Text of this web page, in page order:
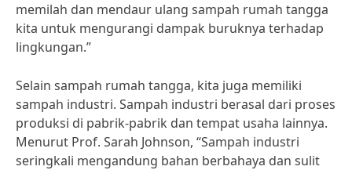
memilah dan mendaur ulang sampah rumah tangga
kita untuk mengurangi dampak buruknya terhadap
lingkungan.”
Selain sampah rumah tangga, kita juga memiliki
sampah industri. Sampah industri berasal dari proses
produksi di pabrik-pabrik dan tempat usaha lainnya.
Menurut Prof. Sarah Johnson, “Sampah industri
seringkali mengandung bahan berbahaya dan sulit